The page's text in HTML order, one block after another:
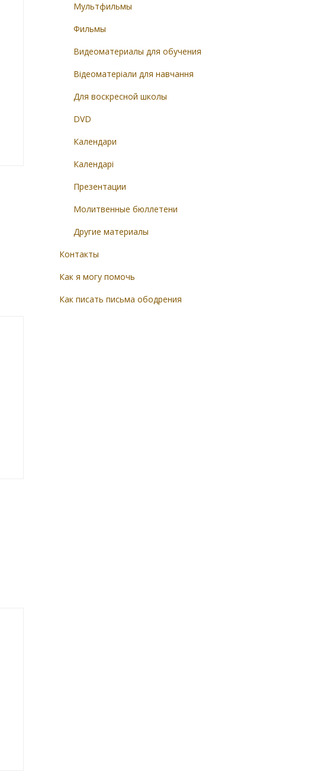
Мультфильмы
Фильмы
Видеоматериалы для обучения
Відеоматеріали для навчання
Для воскресной школы
DVD
Календари
Календарі
Презентации
Молитвенные бюллетени
Другие материалы
Контакты
Как я могу помочь
Как писать письма ободрения